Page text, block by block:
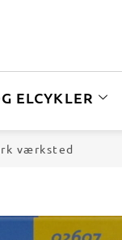
ELCYKLER
værksted